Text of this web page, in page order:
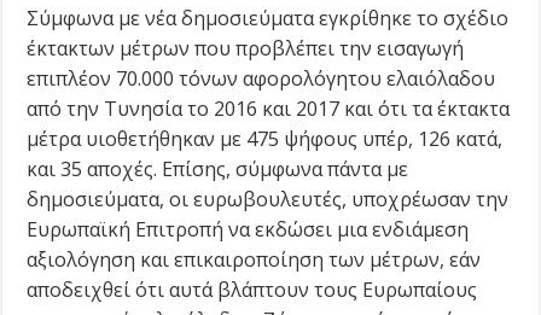
Σύμφωνα με νέα δημοσιεύματα εγκρίθηκε το σχέδιο
έκτακτων μέτρων που προβλέπει την εισαγωγή
επιπλέον 70.000 τόνων αφορολόγητου ελαιόλαδου
από την Τυνησία το 2016 και 2017 και ότι τα έκτακτα
μέτρα υιοθετήθηκαν με 475 ψήφους υπέρ, 126 κατά,
και 35 αποχές. Επίσης, σύμφωνα πάντα με
δημοσιεύματα, οι ευρωβουλευτές, υποχρέωσαν την
Ευρωπαϊκή Επιτροπή να εκδώσει μια ενδιάμεση
αξιολόγηση και επικαιροποίηση των μέτρων, εάν
αποδειχθεί ότι αυτά βλάπτουν τους Ευρωπαίους